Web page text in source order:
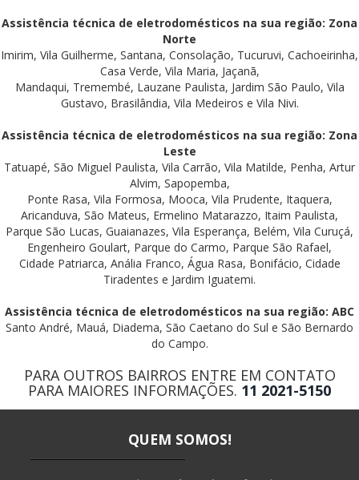
Assistência técnica de eletrodomésticos na sua região: Zona
Norte
Imirim, Vila Guilherme, Santana, Consolação, Tucuruvi, Cachoeirinha,
Casa Verde, Vila Maria, Jaçanã,
Mandaqui, Tremembé, Lauzane Paulista, Jardim São Paulo, Vila
Gustavo, Brasilândia, Vila Medeiros e Vila Nivi.
Assistência técnica de eletrodomésticos na sua região: Zona
Leste
Tatuapé, São Miguel Paulista, Vila Carrão, Vila Matilde, Penha, Artur
Alvim, Sapopemba,
Ponte Rasa, Vila Formosa, Mooca, Vila Prudente, Itaquera,
Aricanduva, São Mateus, Ermelino Matarazzo, Itaim Paulista,
Parque São Lucas, Guaianazes, Vila Esperança, Belém, Vila Curuçá,
Engenheiro Goulart, Parque do Carmo, Parque São Rafael,
Cidade Patriarca, Anália Franco, Água Rasa, Bonifácio, Cidade
Tiradentes e Jardim Iguatemi.
Assistência técnica de eletrodomésticos na sua região: ABC
Santo André, Mauá, Diadema, São Caetano do Sul e São Bernardo
do Campo.
PARA OUTROS BAIRROS ENTRE EM CONTATO
PARA MAIORES INFORMAÇÕES. 11 2021-5150
QUEM SOMOS!